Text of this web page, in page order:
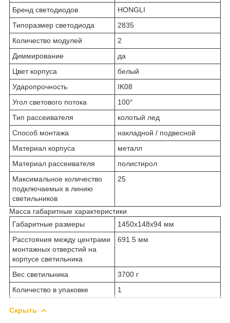
Бренд светодиодов
HONGLI
Типоразмер светодиода
2835
Количество модулей
2
Диммирование
да
Цвет корпуса
белый
Ударопрочность
IK08
Угол светового потока
100°
Тип рассеивателя
колотый лед
Способ монтажа
накладной / подвесной
Материал корпуса
металл
Материал рассеивателя
полистирол
Максимальное количество
подключаемых в линию
светильников
25
Масса габаритные характеристики
Габаритные размеры
1450х148х94 мм
Расстояния между центрами
монтажных отверстий на
корпусе светильника
691.5 мм
Вес светильника
3700 г
Количество в упаковке
1
Скрыть